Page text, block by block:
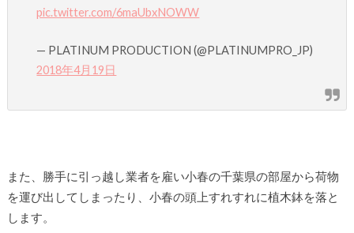
pic.twitter.com/6maUbxNOWW
— PLATINUM PRODUCTION (@PLATINUMPRO_JP)
2018年4月19日
また、勝手に引っ越し業者を雇い小春の千葉県の部屋から荷物
を運び出してしまったり、小春の頭上すれすれに植木鉢を落と
します。